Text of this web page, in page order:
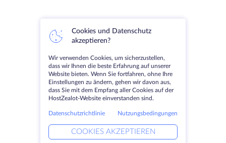
Cookies und Datenschutz
akzeptieren?
Wir verwenden Cookies, um sicherzustellen,
dass wir Ihnen die beste Erfahrung auf unserer
Website bieten. Wenn Sie fortfahren, ohne Ihre
Einstellungen zu ändern, gehen wir davon aus,
dass Sie mit dem Empfang aller Cookies auf der
HostZealot-Website einverstanden sind.
Datenschutzrichtlinie Nutzungsbedingungen
COOKIES AKZEPTIEREN